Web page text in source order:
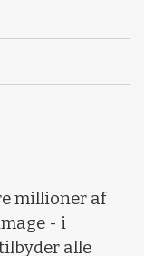
millioner af
- i
alle